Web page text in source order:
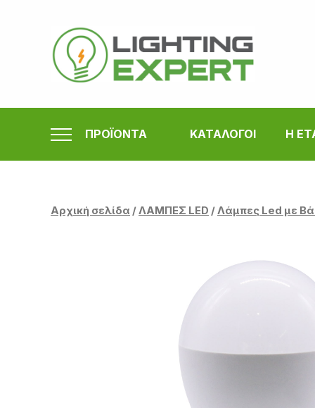
περιεχόμενο
ΠΡΟΪΟΝΤΑ ΚΑΤΑΛΟΓΟΙ Η
Αρχική σελίδα /ΛΑΜΠΕΣ LED /Λάμπες Led με